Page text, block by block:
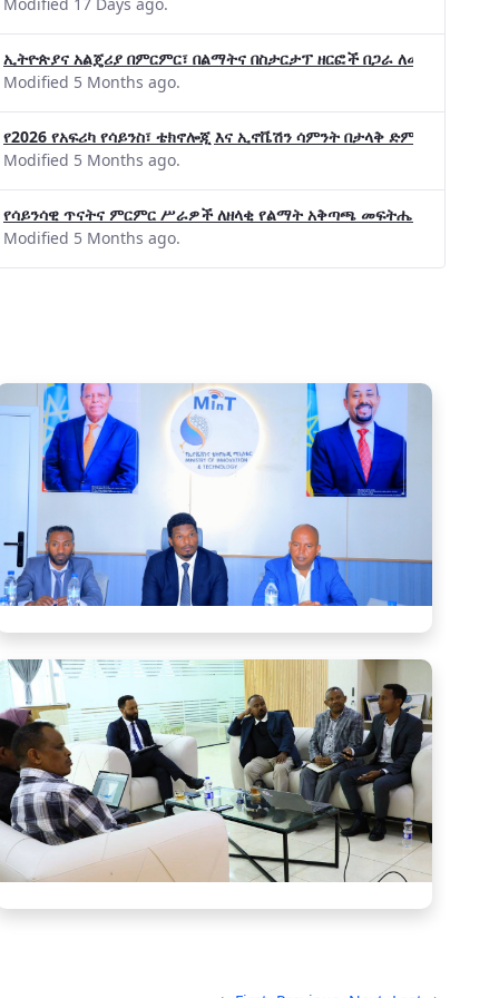
ኢትዮጵያና አልጄሪያ በምርምር፣ በልማትና በስታርታፕ ዘርፎች በጋራ ለመስራት መከሩ፡፡
Modified 5 Months ago.
የ2026 የአፍሪካ የሳይንስ፣ ቴክኖሎጂ እና ኢኖቬሽን ሳምንት በታላቅ ድምቀት
Modified 5 Months ago.
የሳይንሳዊ ጥናትና ምርምር ሥራዎች ለዘላቂ የልማት አቅጣጫ መፍትሔ ጠቋሚ
Modified 5 Months ago.